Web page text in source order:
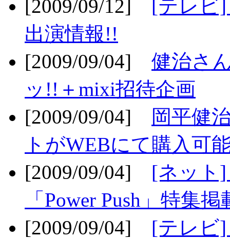
[2009/09/12] [テレビ]
出演情報!!
[2009/09/04] 健治さ
ッ!!＋mixi招待企画
[2009/09/04]
岡平健
トがWEBにて購入可
[2009/09/04] [ネット]
「Power Push」特集
[2009/09/04] [テレビ]